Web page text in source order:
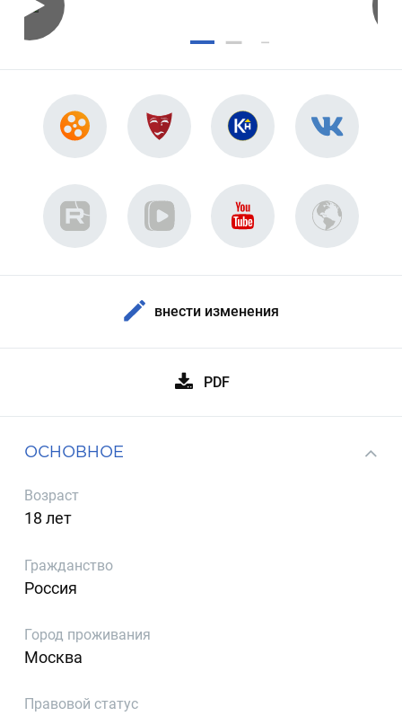
внести изменения
PDF
ОСНОВНОЕ
Возраст
18 лет
Гражданство
Россия
Город проживания
Москва
Правовой статус